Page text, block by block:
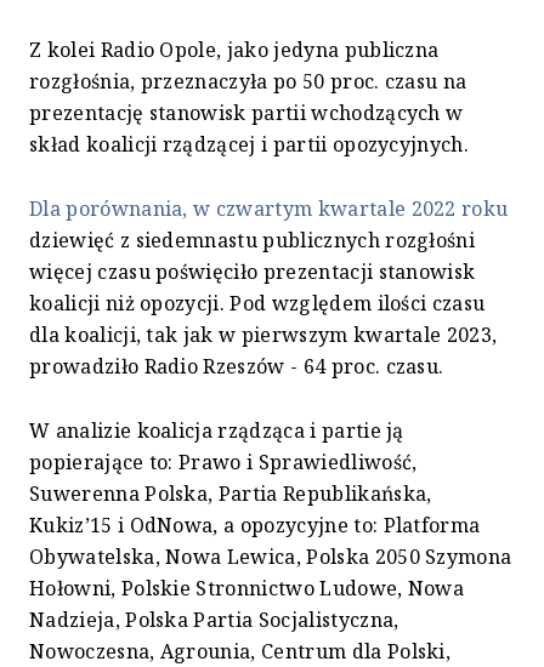
Z kolei Radio Opole, jako jedyna publiczna
rozgłośnia, przeznaczyła po 50 proc. czasu na
prezentację stanowisk partii wchodzących w
skład koalicji rządzącej i partii opozycyjnych.
Dla porównania, w czwartym kwartale 2022 roku
dziewięć z siedemnastu publicznych rozgłośni
więcej czasu poświęciło prezentacji stanowisk
koalicji niż opozycji. Pod względem ilości czasu
dla koalicji, tak jak w pierwszym kwartale 2023,
prowadziło Radio Rzeszów - 64 proc. czasu.
W analizie koalicja rządząca i partie ją
popierające to: Prawo i Sprawiedliwość,
Suwerenna Polska, Partia Republikańska,
Kukiz’15 i OdNowa, a opozycyjne to: Platforma
Obywatelska, Nowa Lewica, Polska 2050 Szymona
Hołowni, Polskie Stronnictwo Ludowe, Nowa
Nadzieja, Polska Partia Socjalistyczna,
Nowoczesna, Agrounia, Centrum dla Polski,